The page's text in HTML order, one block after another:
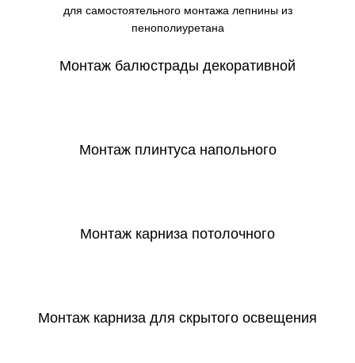
для самостоятельного монтажа лепнины из
пенополиуретана
Монтаж балюстрады декоративной
Монтаж плинтуса напольного
Монтаж карниза потолочного
Монтаж карниза для скрытого освещения